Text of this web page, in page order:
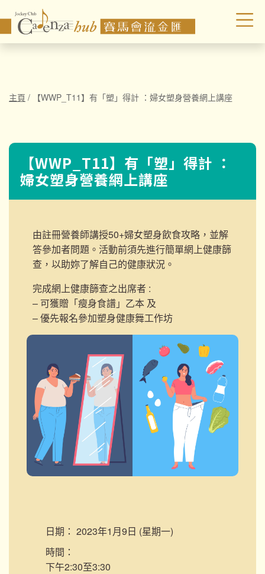
主頁 / 【WWP_T11】有「塑」得計 ：婦女塑身營養網上講座
【WWP_T11】有「塑」得計 ：
婦女塑身營養網上講座
由註冊營養師講授50+婦女塑身飲食攻略，並解
答參加者問題。活動前須先進行簡單網上健康篩
查，以助妳了解自己的健康狀況。
完成網上健康篩查之出席者 :
– 可獲贈「瘦身食譜」乙本 及
– 優先報名參加塑身健康舞工作坊
日期： 2023年1月9日 (星期一)
時間：
下午2:30至3:30